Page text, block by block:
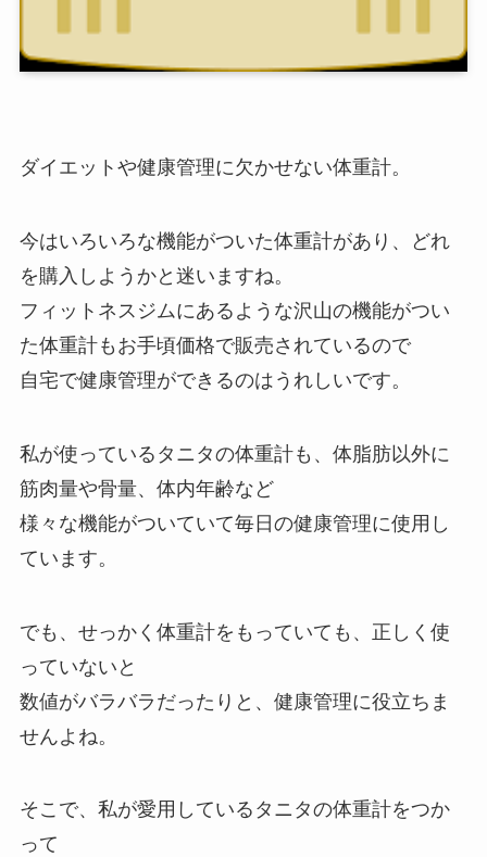
ダイエットや健康管理に欠かせない体重計。
今はいろいろな機能がついた体重計があり、どれ
を購入しようかと迷いますね。
フィットネスジムにあるような沢山の機能がつい
た体重計もお手頃価格で販売されているので
自宅で健康管理ができるのはうれしいです。
私が使っているタニタの体重計も、体脂肪以外に
筋肉量や骨量、体内年齢など
様々な機能がついていて毎日の健康管理に使用し
ています。
でも、せっかく体重計をもっていても、正しく使
っていないと
数値がバラバラだったりと、健康管理に役立ちま
せんよね。
そこで、私が愛用しているタニタの体重計をつか
って